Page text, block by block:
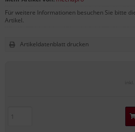
Für weitere Informationen besuchen Sie bitte
Artikel.
Artikeldatenblatt drucken